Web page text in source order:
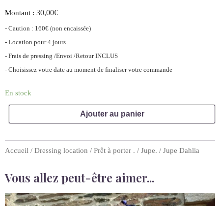
Montant : 30,00€
- Caution : 160€ (non encaissée)
- Location pour 4 jours
- Frais de pressing /Envoi /Retour INCLUS
- Choisissez votre date au moment de finaliser votre commande
En stock
Ajouter au panier
Accueil / Dressing location / Prêt à porter . / Jupe. / Jupe Dahlia
Vous allez peut-être aimer...